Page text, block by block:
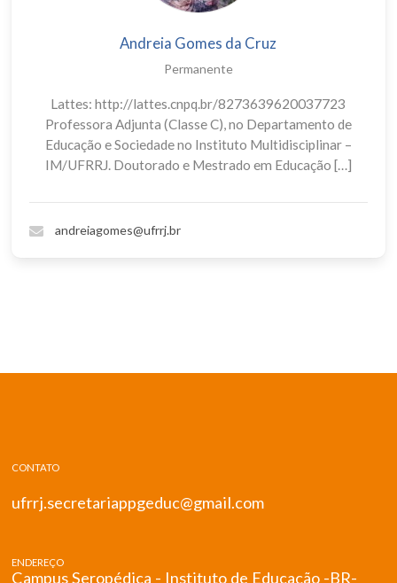
Andreia Gomes da Cruz
Permanente
Lattes: http://lattes.cnpq.br/8273639620037723
Professora Adjunta (Classe C), no Departamento de
Educação e Sociedade no Instituto Multidisciplinar –
IM/UFRRJ. Doutorado e Mestrado em Educação […]
andreiagomes@ufrrj.br
CONTATO
ufrrj.secretariappgeduc@gmail.com
ENDEREÇO
Campus Seropédica - Instituto de Educação -BR-